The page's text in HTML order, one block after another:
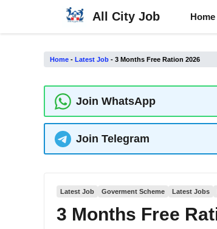
content
All City Job Home
Home - Latest Job - 3 Months Free Ration 2026
Join WhatsApp
Join Telegram
Latest Job Goverment Scheme Latest Jobs
3 Months Free